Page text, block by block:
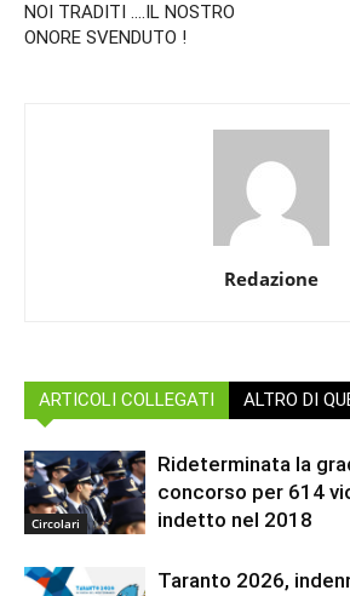
NOI TRADITI ….IL NOSTRO
ONORE SVENDUTO !
Redazione
ARTICOLI COLLEGATI ALTRO DI
Circolari
Rideterminata la
concorso per 614
indetto nel 2018
Taranto 2026,